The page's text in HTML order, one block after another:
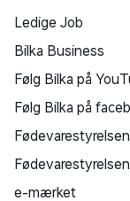
Ledige Job
Bilka Business
Følg Bilka på
Følg Bilka på
e-mærket